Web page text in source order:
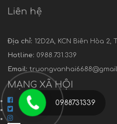
Liên hệ
Địa chỉ: 12D2A, KCN Biên Hòa 2,
Hotline: 0988.731.339
Email:
MẠNG XÃ HỘI
0988731339